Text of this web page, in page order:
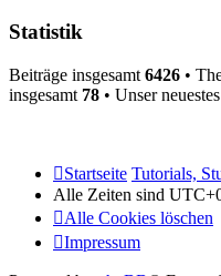
Statistik
Beiträge insgesamt 6426 •
insgesamt 78 • Unser
Startseite Tutorials,
Alle Zeiten sind
Alle Cookies löschen
Impressum